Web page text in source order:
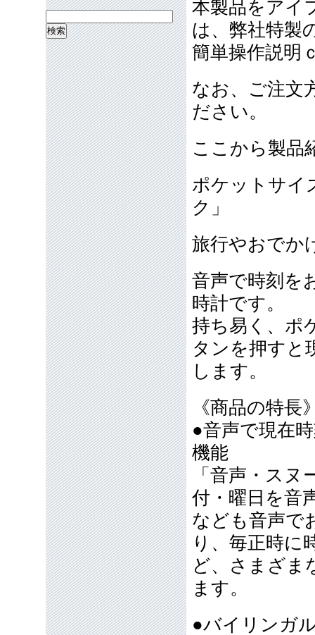
本製品をアイ
は、弊社特製
簡単操作説明
なお、ご注文
ださい。
ここから製品
ポケットサイ
ク」
旅行やおでか
音声で時刻を
時計です。
持ち易く、ポ
タンを押すと
します。
《商品の特長
●音声で現在
機能
「音声・ス
付・曜日を音
なども音声で
り、毎正時に
ど、さまざま
ます。
●バイリンガ
索: